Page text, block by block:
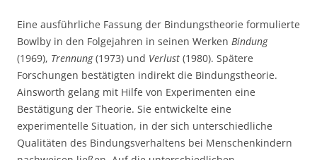
Eine ausführliche Fassung der Bindungstheorie formulierte
Bowlby in den Folgejahren in seinen Werken Bindung
(1969), Trennung(1973) und Verlust (1980). Spätere
Forschungen bestätigten indirekt die Bindungstheorie.
Ainsworth gelang mit Hilfe von Experimenten eine
Bestätigung der Theorie. Sie entwickelte eine
experimentelle Situation, in der sich unterschiedliche
Qualitäten des Bindungsverhaltens bei Menschenkindern